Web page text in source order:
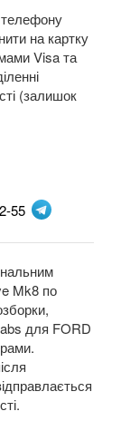
телефону
на картку
Visa та
(залишок
55
Mk8 по
abs для FORD